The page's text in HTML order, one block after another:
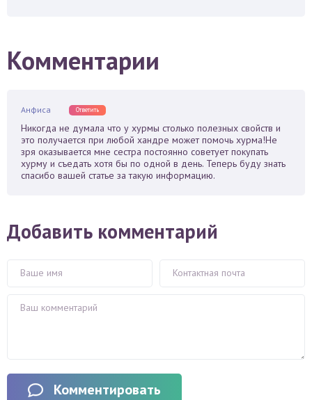
Комментарии
Анфиса Ответить
Никогда не думала что у хурмы столько полезных свойств и
это получается при любой хандре может помочь хурма!Не
зря оказывается мне сестра постоянно советует покупать
хурму и съедать хотя бы по одной в день. Теперь буду знать
спасибо вашей статье за такую информацию.
Добавить комментарий
Комментировать